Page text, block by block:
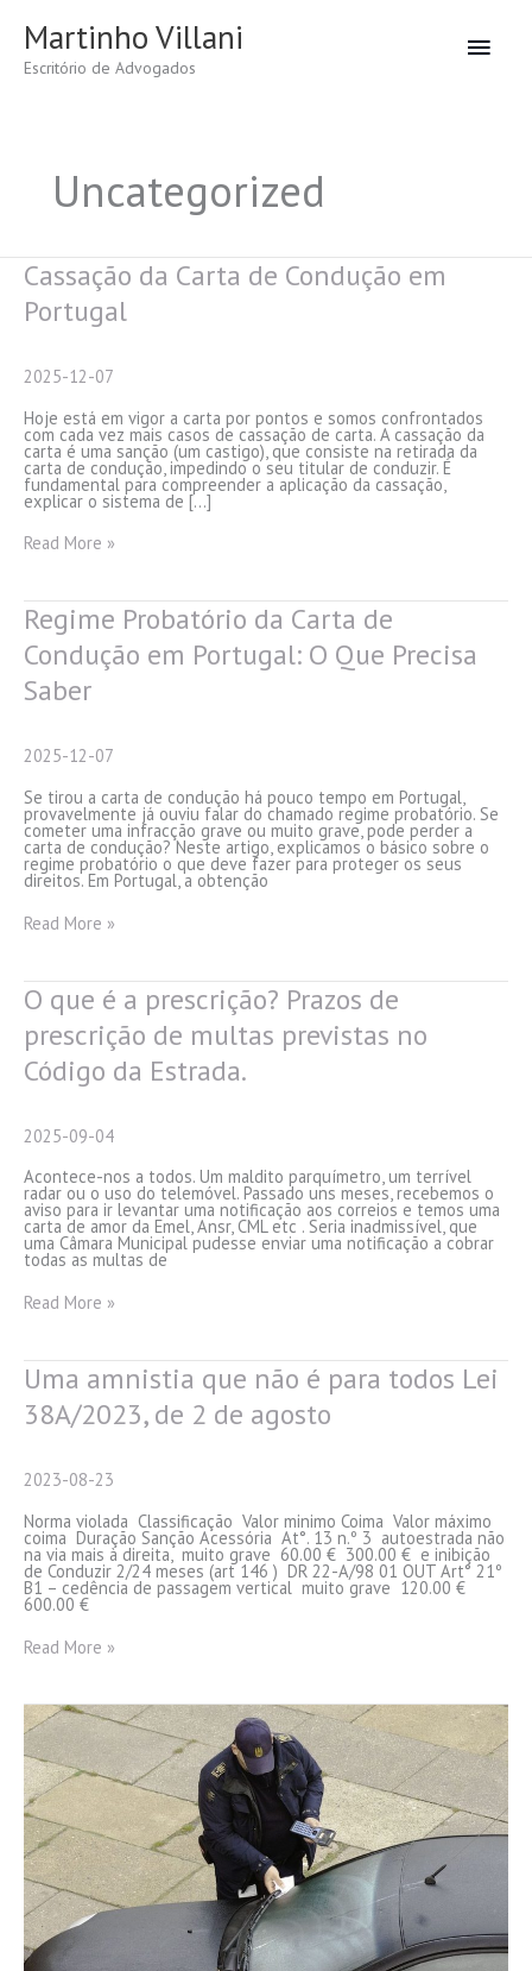
content
Martinho Villani
Escritório de Advogados
Main
Uncategorized
Cassação da Carta de Condução em
Portugal
2025-12-07
Hoje está em vigor a carta por pontos e somos confrontados
com cada vez mais casos de cassação de carta. A cassação da
carta é uma sanção (um castigo), que consiste na retirada da
carta de condução, impedindo o seu titular de conduzir. É
fundamental para compreender a aplicação da cassação,
explicar o sistema de […]
Cassação
Condução
em
Portugal
Read More »
Regime Probatório da Carta de
Condução em Portugal: O Que Precisa
Saber
2025-12-07
Se tirou a carta de condução há pouco tempo em Portugal,
provavelmente já ouviu falar do chamado regime probatório. Se
cometer uma infracção grave ou muito grave, pode perder a
carta de condução? Neste artigo, explicamos o básico sobre o
regime probatório o que deve fazer para proteger os seus
direitos. Em Portugal, a obtenção
Regime
de
Condução
Portugal:
O
Que
Precisa
Read More »
O que é a prescrição? Prazos de
prescrição de multas previstas no
Código da Estrada.
2025-09-04
Acontece-nos a todos. Um maldito parquímetro, um terrível
radar ou o uso do telemóvel. Passado uns meses, recebemos o
aviso para ir levantar uma notificação aos correios e temos uma
carta de amor da Emel, Ansr, CML etc . Seria inadmissível, que
uma Câmara Municipal pudesse enviar uma notificação a cobrar
todas as multas de
O
prescrição?
Prazos
de
prescrição
previstas
no
da
Estrada.
Read More »
Uma amnistia que não é para todos Lei
38A/2023, de 2 de agosto
2023-08-23
Norma violada Classificação Valor minimo Coima Valor máximo
coima Duração Sanção Acessória At°. 13 n.º 3 autoestrada não
na via mais à direita, muito grave 60.00 € 300.00 € e inibição
de Conduzir 2/24 meses (art 146 ) DR 22-A/98 01 OUT Art° 21º
B1 – cedência de passagem vertical muito grave 120.00 €
600.00 €
Uma
é
para
todos
Lei
38A/2023,
de
2
de
agosto
Read More »